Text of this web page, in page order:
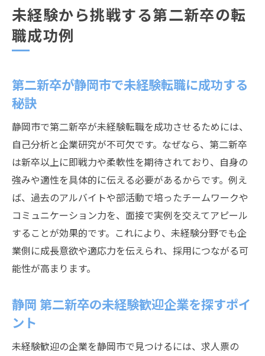
未経験から挑戦する第二新卒の転
職成功例
第二新卒が静岡市で未経験転職に成功する
秘訣
静岡市で第二新卒が未経験転職を成功させるためには、
自己分析と企業研究が不可欠です。なぜなら、第二新卒
は新卒以上に即戦力や柔軟性を期待されており、自身の
強みや適性を具体的に伝える必要があるからです。例え
ば、過去のアルバイトや部活動で培ったチームワークや
コミュニケーション力を、面接で実例を交えてアピール
することが効果的です。これにより、未経験分野でも企
業側に成長意欲や適応力を伝えられ、採用につながる可
能性が高まります。
静岡 第二新卒の未経験歓迎企業を探すポイ
ント
未経験歓迎の企業を静岡市で見つけるには、求人票の